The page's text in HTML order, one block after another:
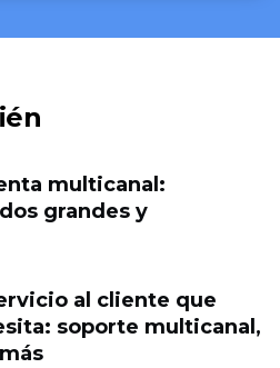
multicanal:
grandes y
al cliente que
soporte multicanal,